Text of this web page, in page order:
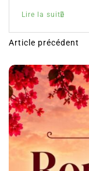
Lire la suite
N
a
v
i
g
a
t
Article précédent